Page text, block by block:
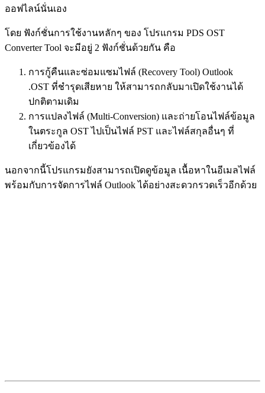
ออฟไลน์นั่นเอง
โดย ฟังก์ชั่นการใช้งานหลักๆ ของ โปรแกรม PDS OST
Converter Tool จะมีอยู่ 2 ฟังก์ชั่นด้วยกัน คือ
การกู้คืนและซ่อมแซมไฟล์ (Recovery Tool) Outlook
.OST ที่ชำรุดเสียหาย ให้สามารถกลับมาเปิดใช้งานได้
ปกติตามเดิม
การแปลงไฟล์ (Multi-Conversion) และถ่ายโอนไฟล์ข้อมูล
ในตระกูล OST ไปเป็นไฟล์ PST และไฟล์สกุลอื่นๆ ที่
เกี่ยวข้องได้
นอกจากนี้โปรแกรมยังสามารถเปิดดูข้อมูล เนื้อหาในอีเมลไฟล์
พร้อมกับการจัดการไฟล์ Outlook ได้อย่างสะดวกรวดเร็วอีกด้วย